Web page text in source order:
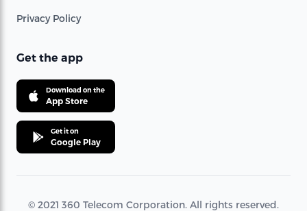
Privacy Policy
Get the app
Download on the
App Store
Get it on
Google Play
© 2021 360 Telecom Corporation. All rights reserved.